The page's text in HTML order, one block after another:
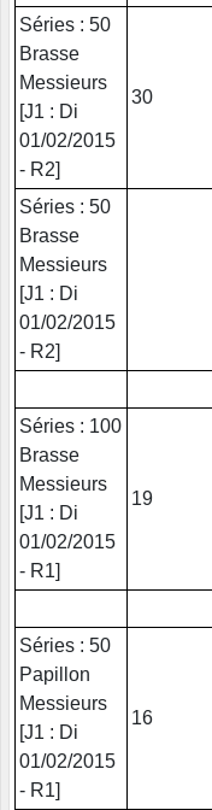
Séries : 50
Brasse
Messieurs
[J1 : Di
01/02/2015
- R2]
30
Séries : 50
Brasse
Messieurs
[J1 : Di
01/02/2015
- R2]
Séries : 100
Brasse
Messieurs
[J1 : Di
01/02/2015
- R1]
19
Séries : 50
Papillon
Messieurs
[J1 : Di
01/02/2015
- R1]
16